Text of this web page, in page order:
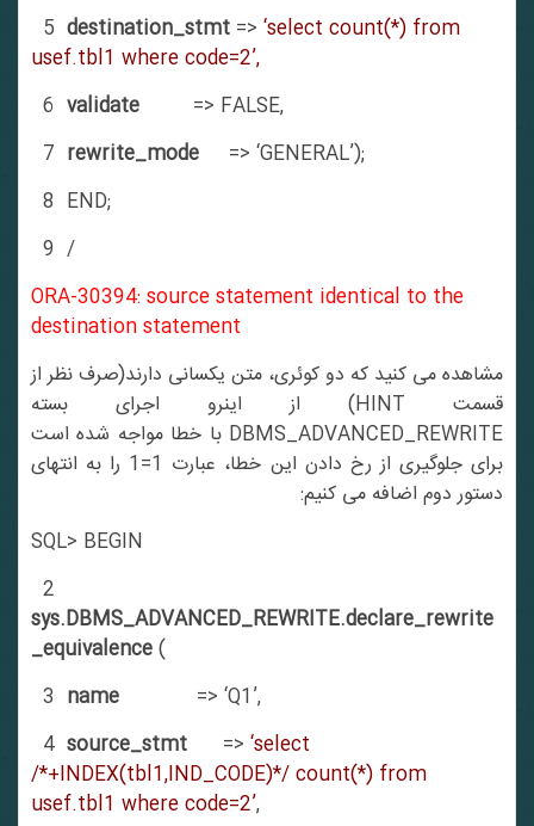
5destination_stmt =>‘select count(*) from
usef.tbl1 where code=2’,
6validate => FALSE,
7rewrite_mode => ‘GENERAL’);
8 END;
9 /
ORA-30394: source statement identical to the
destination statement
مشاهده می کنید که دو کوئری، متن یکسانی دارند(صرف نظر از
قسمت HINT) از اینرو اجرای بسته
DBMS_ADVANCED_REWRITE با خطا مواجه شده است
برای جلوگیری از رخ دادن این خطا، عبارت 1=1 را به انتهای
دستور دوم اضافه می کنیم:
SQL> BEGIN
sys.DBMS_ADVANCED_REWRITE.declare_rewrite
_equivalence
3name => ‘Q1’,
4source_stmt =>‘select
/*+INDEX(tbl1,IND_CODE)*/ count(*) from
usef.tbl1 where code=2’